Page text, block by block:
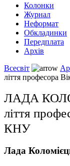
Колонки
Журнал
Неформат
Обкладинки
Передплата
Архів
Всесвіт
ліття професора
ЛАДА
ліття
КНУ
Лада